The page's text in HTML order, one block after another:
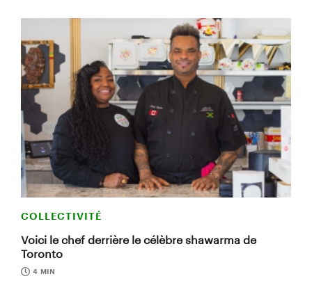
COLLECTIVITÉ
Voici le chef derrière le célèbre shawarma de
Toronto
4 MIN